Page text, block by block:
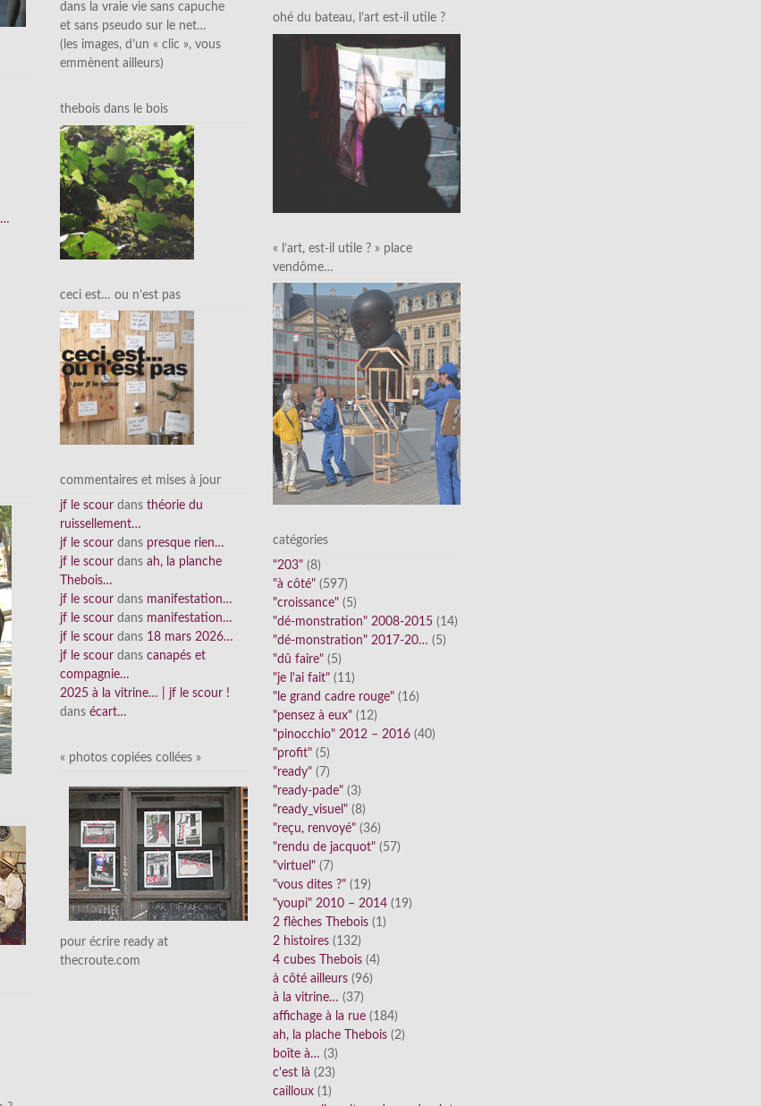
dans la vraie vie sans capuche
et sans pseudo sur le net…
(les images, d’un « clic », vous
emmènent ailleurs)
thebois dans le bois
ceci est… ou n’est pas
commentaires et mises à jour
jf le scour dans théorie du
ruissellement…
jf le scour dans presque rien…
jf le scour dans ah, la planche
Thebois…
jf le scour dans manifestation…
jf le scour dans manifestation…
jf le scour dans 18 mars 2026…
jf le scour dans canapés et
compagnie…
2025 à la vitrine… | jf le scour !
dans écart…
« photos copiées collées »
pour écrire ready at
thecroute.com
ohé du bateau, l’art est-il utile ?
« l’art, est-il utile ? » place
vendôme…
catégories
"203" (8)
"à côté" (597)
"croissance" (5)
"dé-monstration" 2008-2015 (14)
"dé-monstration" 2017-20… (5)
"dû faire" (5)
"je l'ai fait" (11)
"le grand cadre rouge" (16)
"pensez à eux" (12)
"pinocchio" 2012 – 2016 (40)
"profit" (5)
"ready" (7)
"ready-pade" (3)
"ready_visuel" (8)
"reçu, renvoyé" (36)
"rendu de jacquot" (57)
"virtuel" (7)
"vous dites ?" (19)
"youpi" 2010 – 2014 (19)
2 flèches Thebois (1)
2 histoires (132)
4 cubes Thebois (4)
à côté ailleurs (96)
à la vitrine… (37)
affichage à la rue (184)
ah, la plache Thebois (2)
boîte à… (3)
c'est là (23)
cailloux (1)